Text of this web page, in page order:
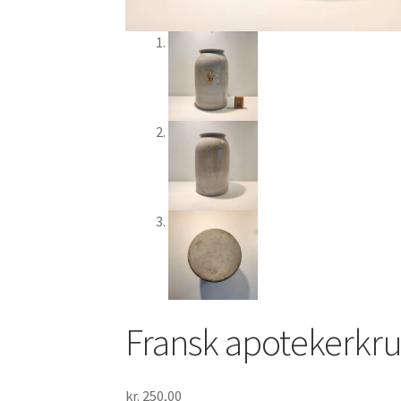
Fransk
kr. 250,00